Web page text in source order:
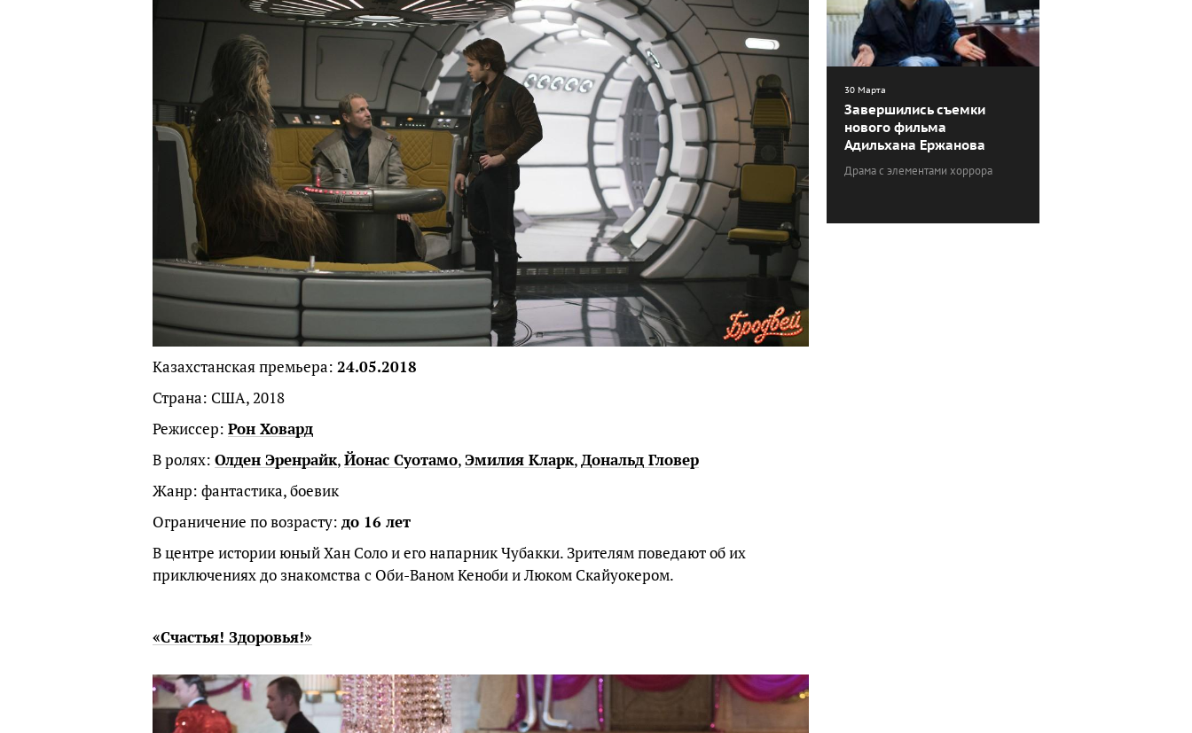
Казахстанская премьера: 24.05.2018
Страна: США, 2018
Режиссер: Рон Ховард
В ролях: Олден Эренрайк,Йонас Суотамо,Эмилия Кларк,Дональд Гловер
Жанр: фантастика, боевик
Ограничение по возрасту: до 16 лет
В центре истории юный Хан Соло и его напарник Чубакки. Зрителям поведают об их
приключениях до знакомства с Оби-Ваном Кеноби и Люком Скайуокером.
«Счастья! Здоровья!»
30 Марта
Завершились съемки
нового фильма
Адильхана Ержанова
Драма с элементами хоррора